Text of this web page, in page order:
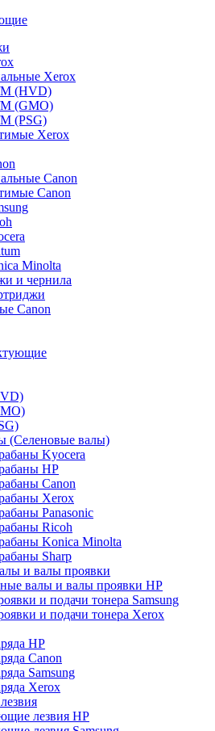
Xerox
(HVD)
(GMO)
(PSG)
Xerox
Canon
Canon
Minolta
и чернила
Canon
(Селеновые валы)
Kyocera
HP
Canon
Xerox
Panasonic
Ricoh
Konica Minolta
Sharp
и валы проявки
валы и валы проявки HP
и подачи тонера Samsung
и подачи тонера Xerox
HP
Canon
Samsung
Xerox
лезвия HP